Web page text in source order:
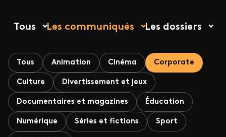
Tous Les communiqués Les dossiers
Tous Animation Cinéma Corporate
Culture Divertissement et jeux
Documentaires et magazines Éducation
Numérique Séries et fictions Sport